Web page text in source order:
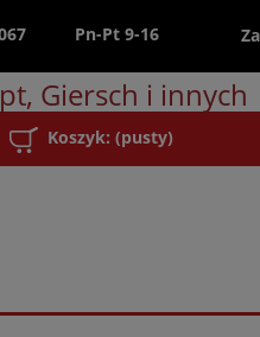
Pn-Pt 9-16
Giersch i innych
Koszyk: (pusty)